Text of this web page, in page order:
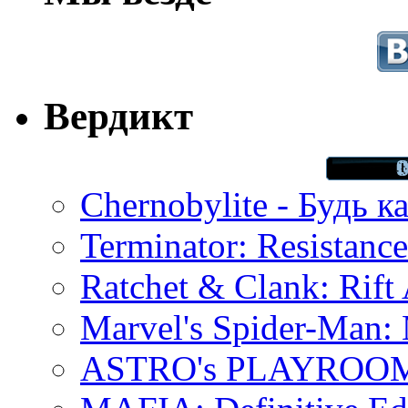
Вердикт
Chernobylite - Будь
Terminator:
Ratchet & Clank: Rift
Marvel's Spider-Man:
ASTRO's